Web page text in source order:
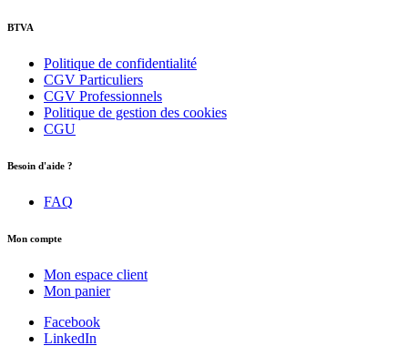
BTVA
Politique de confidentialité
CGV Particuliers
CGV Professionnels
Politique de gestion des cookies
CGU
Besoin d'aide ?
FAQ
Mon compte
Mon espace client
Mon panier
Facebook
LinkedIn